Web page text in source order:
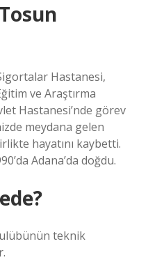
Hastanesi,
ve Araştırma
Hastanesi’nde görev
meydana gelen
hayatını kaybetti.
Adana’da doğdu.
teknik